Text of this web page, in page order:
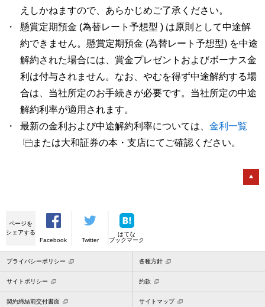
えしかねますので、あらかじめご了承ください。
懸賞定期預金 (為替レート予想型 ) は原則として中途解
約できません。懸賞定期預金 (為替レート予想型) を中途
解約された場合には、賞金プレゼントおよびボーナス金
利は付与されません。なお、やむを得ず中途解約する場
合は、当社所定のお手続きが必要です。当社所定の中途
解約利率が適用されます。
最新の金利および中途解約利率については、 金利一覧
または大和証券の本・支店にてご確認ください。
ページを
シェアする
Facebook
Twitter
はてな
ブックマーク
プライバシーポリシー 各種方針
サイトポリシー 約款
契約締結前交付書面 サイトマップ